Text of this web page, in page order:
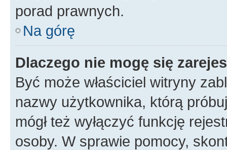
porad prawnych.
Na górę
Dlaczego nie mogę się
Być może właściciel witryny
nazwy użytkownika, którą
mógł też wyłączyć funkcję
osoby. W sprawie pomocy,